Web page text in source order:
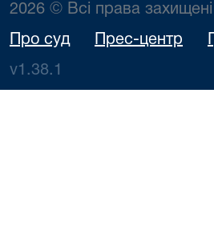
2026 © Всі права захищені
Про суд Прес-центр
v1.38.1